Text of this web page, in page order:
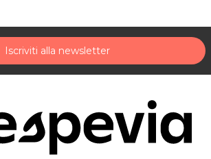
Iscriviti alla newsletter